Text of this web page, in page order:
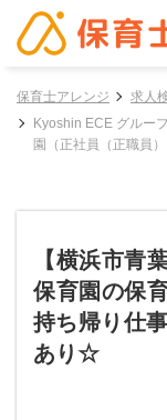
保育士アレンジ 求人
Kyoshin ECE グルー
園（正社員（正職員
【横浜市青
保育園の保
持ち帰り仕
あり☆